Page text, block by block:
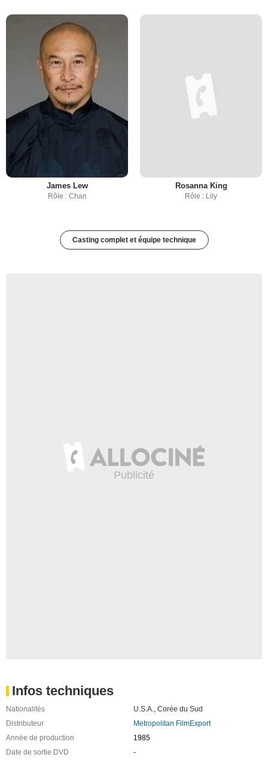
James Lew
Rôle : Chan
Rosanna King
Rôle : Lily
Casting complet et équipe technique
Infos techniques
Nationalités U.S.A., Corée du Sud
Distributeur
Metropolitan FilmExport
Année de production
1985
Date de sortie DVD
-